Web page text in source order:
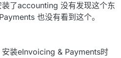
了accounting 没有发现这个东
也没有看到这个。
装eInvoicing & Payments时